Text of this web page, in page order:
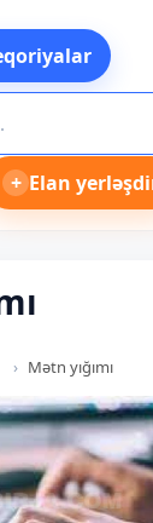
+ Elan
Mətn yığımı